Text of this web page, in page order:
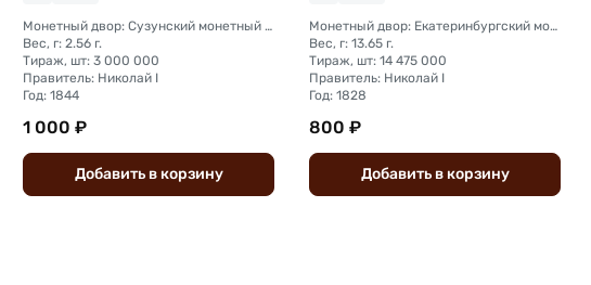
Монетный двор: Сузунский монетный двор (Сибирь)
Вес, г: 2.56 г.
Тираж, шт: 3 000 000
Правитель: Николай I
Год: 1844
1 000 ₽
Добавить вкорзину
Монетный двор: Екатеринбургский монетный двор
Вес, г: 13.65 г.
Тираж, шт: 14 475 000
Правитель: Николай I
Год: 1828
800 ₽
Добавить вкорзину